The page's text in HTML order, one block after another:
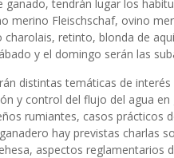
ganado, tendrán lugar los
merino Fleischschaf, ovino
charolais, retinto, blonda de
y el domingo serán las
distintas temáticas de
y control del flujo del agua
rumiantes, casos prácticos
hay previstas charlas
aspectos reglamentarios